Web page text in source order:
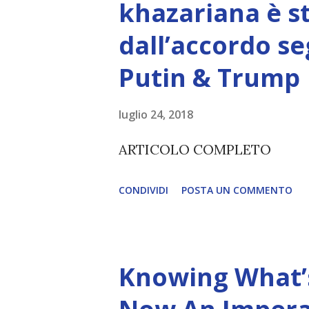
non è la scelta più efficiente.
L’intelligenza può simulare
essere Coscienza. Può
renderanno la differenza
khazariana è
dall’accordo
Putin & Trump
luglio 24, 2018
ARTICOLO COMPLETO
CONDIVIDI POSTA UN COMMENTO
Knowing